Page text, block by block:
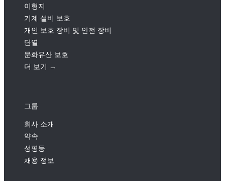
이형지
기계 설비 보호
개인 보호 장비 및 안전 장비
단열
문화유산 보호
더 보기 →
그룹
회사 소개
약속
성평등
채용 정보